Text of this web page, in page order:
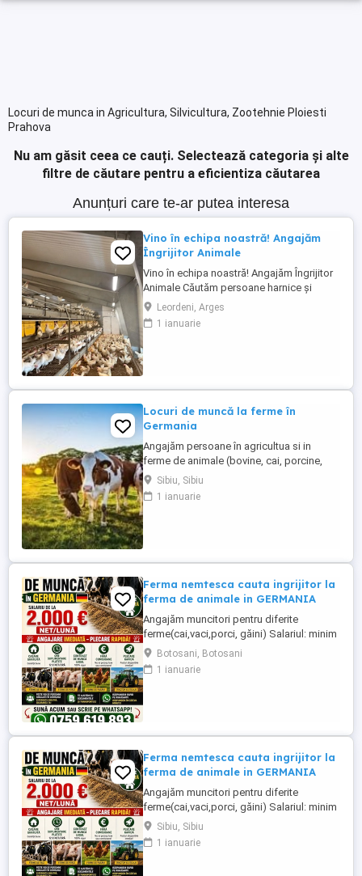
Locuri de munca in Agricultura, Silvicultura, Zootehnie Ploiesti
Prahova
Nu am găsit ceea ce cauți. Selectează categoria și alte
filtre de căutare pentru a eficientiza căutarea
Anunțuri care te-ar putea interesa
Vino în echipa noastră! Angajăm
Îngrijitor Animale
Vino în echipa noastră! Angajăm Îngrijitor
Animale Căutăm persoane harnice și
motivate pentru mai multe posturi
disponibile în România: Îngrijitor animale
FERMA ANIMALE Oferim cazare Mediu de
Leordeni, Arges
1 ianuarie
Locuri de muncă la ferme în
Germania
Angajăm persoane în agricultua si in
ferme de animale (bovine, cai, porcine,
caprine, si păsari) în Germania. Salar
atractiv incepand cu1900 euro net lună
plus ore suplimentare plătite Cazare și
Sibiu, Sibiu
1 ianuarie
Ferma nemtesca cauta ingrijitor la
ferma de animale in GERMANIA
Angajăm muncitori pentru diferite
ferme(cai,vaci,porci, găini) Salariul: minim
1800 net( poate crește în funcție de
experiența) Cazare și utilități gratuite!
Căutam persoane serioase și motivate
Botosani, Botosani
1 ianuarie
Ferma nemtesca cauta ingrijitor la
ferma de animale in GERMANIA
Angajăm muncitori pentru diferite
ferme(cai,vaci,porci, găini) Salariul: minim
1800 net( poate crește în funcție de
experiența) Cazare și utilități gratuite!
Căutam persoane serioase și motivate
Sibiu, Sibiu
1 ianuarie